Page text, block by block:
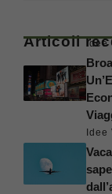
Articoli Idee
Idee